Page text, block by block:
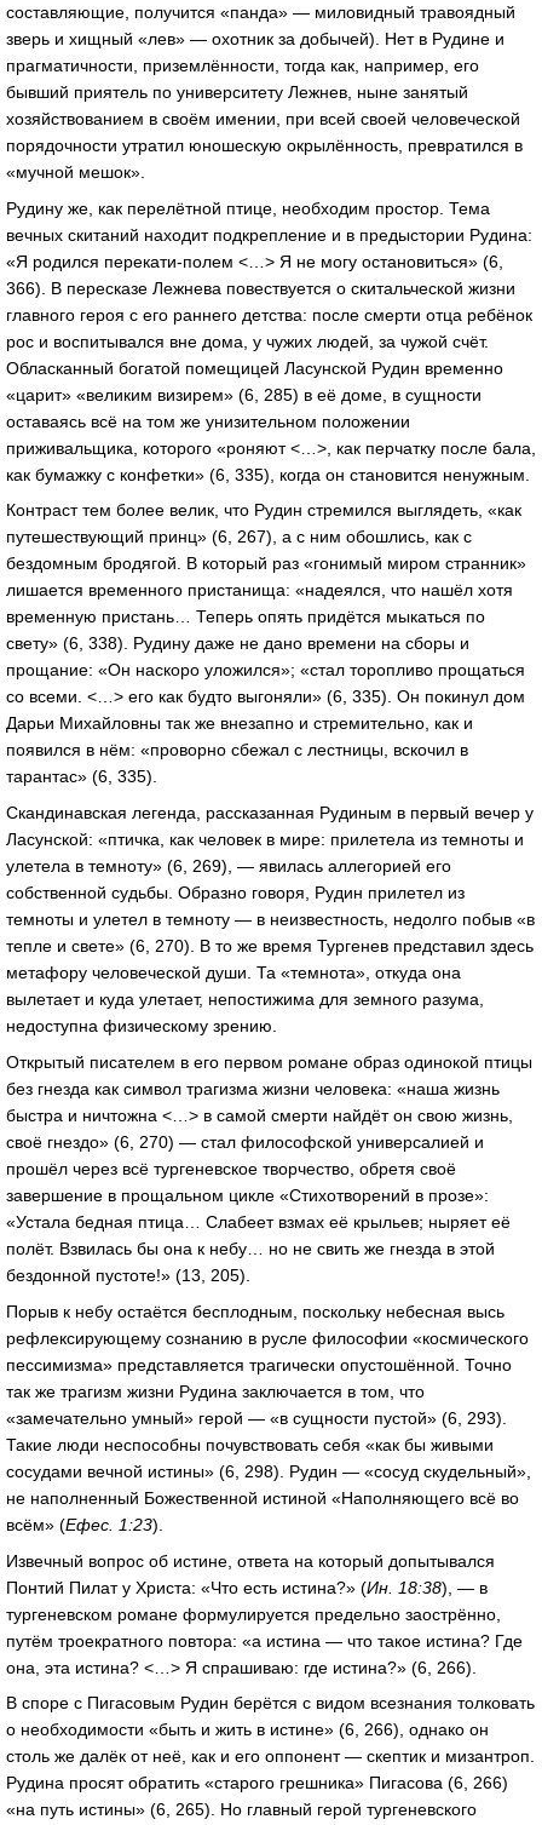
составляющие, получится «панда» — миловидный травоядный
зверь и хищный «лев» — охотник за добычей). Нет в Рудине и
прагматичности, приземлённости, тогда как, например, его
бывший приятель по университету Лежнев, ныне занятый
хозяйствованием в своём имении, при всей своей человеческой
порядочности утратил юношескую окрылённость, превратился в
«мучной мешок».
Рудину же, как перелётной птице, необходим простор. Тема
вечных скитаний находит подкрепление и в предыстории Рудина:
«Я родился перекати-полем <…> Я не могу остановиться» (6,
366). В пересказе Лежнева повествуется о скитальческой жизни
главного героя с его раннего детства: после смерти отца ребёнок
рос и воспитывался вне дома, у чужих людей, за чужой счёт.
Обласканный богатой помещицей Ласунской Рудин временно
«царит» «великим визирем» (6, 285) в её доме, в сущности
оставаясь всё на том же унизительном положении
приживальщика, которого «роняют <…>, как перчатку после бала,
как бумажку с конфетки» (6, 335), когда он становится ненужным.
Контраст тем более велик, что Рудин стремился выглядеть, «как
путешествующий принц» (6, 267), а с ним обошлись, как с
бездомным бродягой. В который раз «гонимый миром странник»
лишается временного пристанища: «надеялся, что нашёл хотя
временную пристань… Теперь опять придётся мыкаться по
свету» (6, 338). Рудину даже не дано времени на сборы и
прощание: «Он наскоро уложился»; «стал торопливо прощаться
со всеми. <…> его как будто выгоняли» (6, 335). Он покинул дом
Дарьи Михайловны так же внезапно и стремительно, как и
появился в нём: «проворно сбежал с лестницы, вскочил в
тарантас» (6, 335).
Скандинавская легенда, рассказанная Рудиным в первый вечер у
Ласунской: «птичка, как человек в мире: прилетела из темноты и
улетела в темноту» (6, 269), — явилась аллегорией его
собственной судьбы. Образно говоря, Рудин прилетел из
темноты и улетел в темноту — в неизвестность, недолго побыв «в
тепле и свете» (6, 270). В то же время Тургенев представил здесь
метафору человеческой души. Та «темнота», откуда она
вылетает и куда улетает, непостижима для земного разума,
недоступна физическому зрению.
Открытый писателем в его первом романе образ одинокой птицы
без гнезда как символ трагизма жизни человека: «наша жизнь
быстра и ничтожна <…> в самой смерти найдёт он свою жизнь,
своё гнездо» (6, 270) — стал философской универсалией и
прошёл через всё тургеневское творчество, обретя своё
завершение в прощальном цикле «Стихотворений в прозе»:
«Устала бедная птица… Слабеет взмах её крыльев; ныряет её
полёт. Взвилась бы она к небу… но не свить же гнезда в этой
бездонной пустоте!» (13, 205).
Порыв к небу остаётся бесплодным, поскольку небесная высь
рефлексирующему сознанию в русле философии «космического
пессимизма» представляется трагически опустошённой. Точно
так же трагизм жизни Рудина заключается в том, что
«замечательно умный» герой — «в сущности пустой» (6, 293).
Такие люди неспособны почувствовать себя «как бы живыми
сосудами вечной истины» (6, 298). Рудин — «сосуд скудельный»,
не наполненный Божественной истиной «Наполняющего всё во
всём» (Ефес. 1:23).
Извечный вопрос об истине, ответа на который допытывался
Понтий Пилат у Христа: «Что есть истина?» (Ин. 18:38), — в
тургеневском романе формулируется предельно заострённо,
путём троекратного повтора: «а истина — что такое истина? Где
она, эта истина? <…> Я спрашиваю: где истина?» (6, 266).
В споре с Пигасовым Рудин берётся с видом всезнания толковать
о необходимости «быть и жить в истине» (6, 266), однако он
столь же далёк от неё, как и его оппонент — скептик и мизантроп.
Рудина просят обратить «старого грешника» Пигасова (6, 266)
«на путь истины» (6, 265). Но главный герой тургеневского